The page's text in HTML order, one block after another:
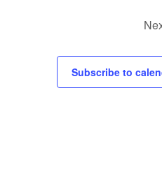
Subscribe to